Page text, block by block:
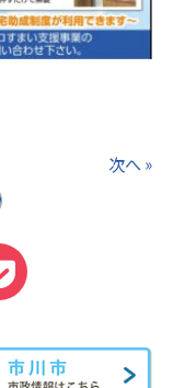
次へ »